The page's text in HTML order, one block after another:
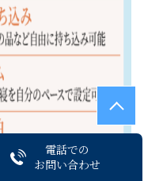
電話での
お問い合わせ